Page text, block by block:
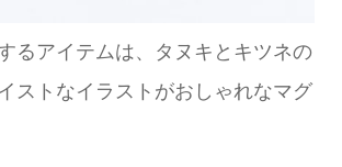
るアイテムは、タヌキとキツネの
ストなイラストがおしゃれなマグ